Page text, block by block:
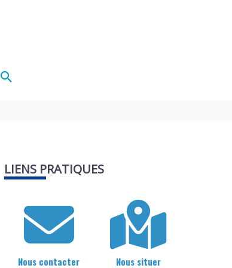
Rechercher
LIENS PRATIQUES
Nous contacter Nous situer